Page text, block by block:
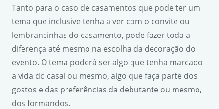
Tanto para o caso de casamentos que pode ter um
tema que inclusive tenha a ver com o convite ou
lembrancinhas do casamento, pode fazer toda a
diferença até mesmo na escolha da decoração do
evento. O tema poderá ser algo que tenha marcado
a vida do casal ou mesmo, algo que faça parte dos
gostos e das preferências da debutante ou mesmo,
dos formandos.